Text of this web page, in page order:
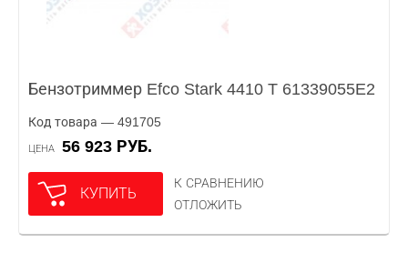
Бензотриммер Efco Stark 4410 T 61339055E2
Код товара — 491705
ЦЕНА 56 923 РУБ.
КУПИТЬ
К СРАВНЕНИЮ
ОТЛОЖИТЬ